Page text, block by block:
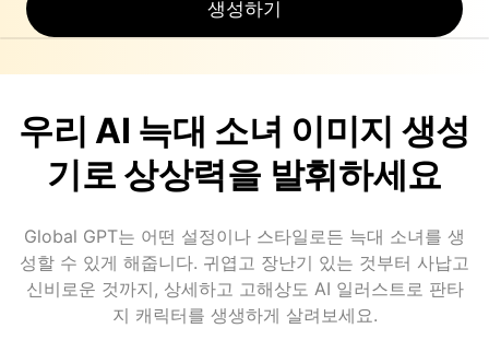
생성하기
우리 AI 늑대 소녀 이미지 생성
기로 상상력을 발휘하세요
Global GPT는 어떤 설정이나 스타일로든 늑대 소녀를 생
성할 수 있게 해줍니다. 귀엽고 장난기 있는 것부터 사납고
신비로운 것까지, 상세하고 고해상도 AI 일러스트로 판타
지 캐릭터를 생생하게 살려보세요.